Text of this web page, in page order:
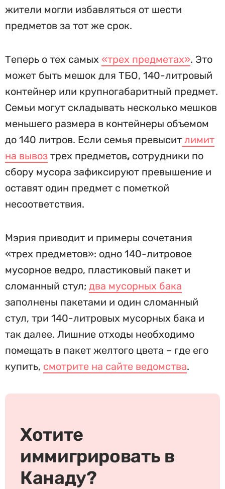
жители могли избавляться от шести
предметов за тот же срок.
Теперь о тех самых «трех предметах». Это
может быть мешок для ТБО, 140-литровый
контейнер или крупногабаритный предмет.
Семьи могут складывать несколько мешков
меньшего размера в контейнеры объемом
до 140 литров. Если семья превысит лимит
на вывоз трех предметов, сотрудники по
сбору мусора зафиксируют превышение и
оставят один предмет с пометкой
несоответствия.
Мэрия приводит и примеры сочетания
«трех предметов»: одно 140-литровое
мусорное ведро, пластиковый пакет и
сломанный стул; два мусорных бака
заполнены пакетами и один сломанный
стул, три 140-литровых мусорных бака и
так далее. Лишние отходы необходимо
помещать в пакет желтого цвета – где его
купить, смотрите на сайте ведомства.
Хотите
иммигрировать в
Канаду?